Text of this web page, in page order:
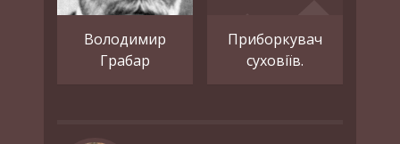
Володимир
Грабар
Приборкувач
суховіїв.